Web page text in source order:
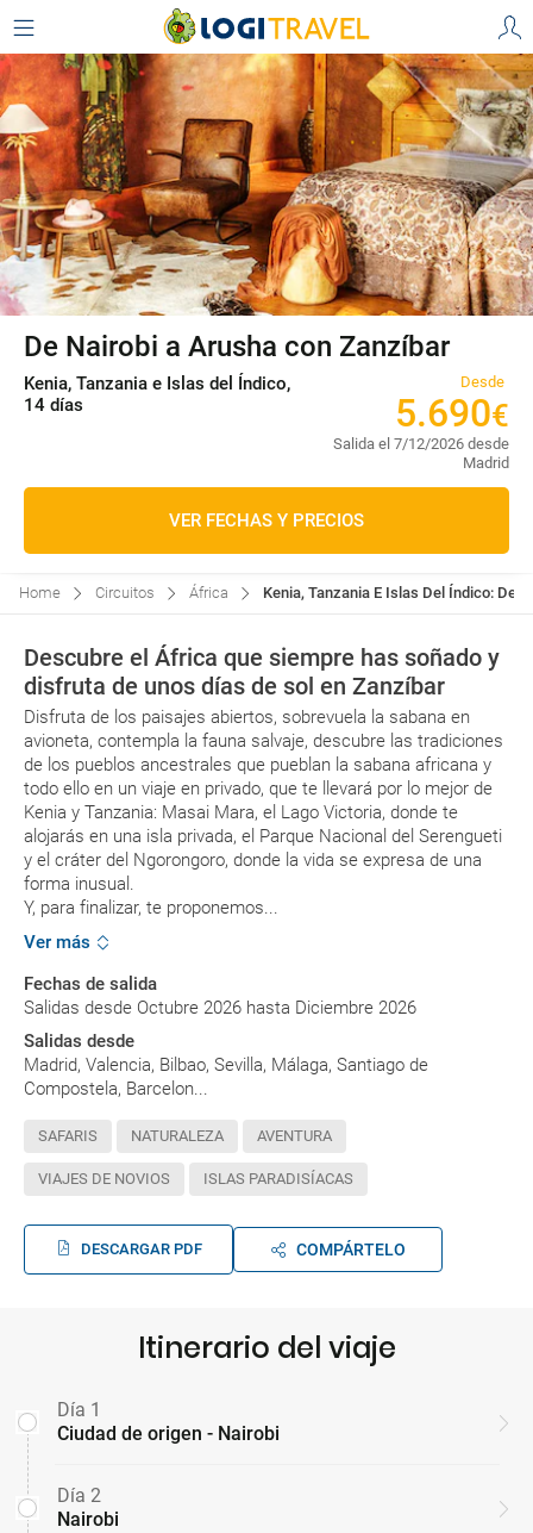
De Nairobi a Arusha con Zanzíbar
Kenia, Tanzania e Islas del Índico,
14 días
Desde
5.690€
Salida el 7/12/2026 desde
Madrid
VER FECHAS Y PRECIOS
Home Circuitos África Kenia, Tanzania E Islas Del Índico: De
Descubre el África que siempre has soñado y
disfruta de unos días de sol en Zanzíbar
Disfruta de los paisajes abiertos, sobrevuela la sabana en
avioneta, contempla la fauna salvaje, descubre las tradiciones
de los pueblos ancestrales que pueblan la sabana africana y
todo ello en un viaje en privado, que te llevará por lo mejor de
Kenia y Tanzania: Masai Mara, el Lago Victoria, donde te
alojarás en una isla privada, el Parque Nacional del Serengueti
y el cráter del Ngorongoro, donde la vida se expresa de una
forma inusual.
Y, para finalizar, te proponemos...
Ver más
Fechas de salida
Salidas desde Octubre 2026 hasta Diciembre 2026
Salidas desde
Madrid, Valencia, Bilbao, Sevilla, Málaga, Santiago de
Compostela, Barcelon...
SAFARIS NATURALEZA AVENTURA
VIAJES DE NOVIOS ISLAS PARADISÍACAS
DESCARGAR PDF COMPÁRTELO
Itinerario del viaje
Día 1
Ciudad de origen - Nairobi
Día 2
Nairobi